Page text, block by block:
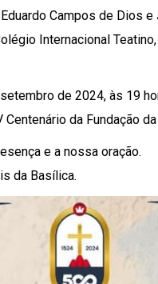
Campos de Dios
Internacional
de 2024, às 19
da Fundação
e a nossa oração.
da Basílica.